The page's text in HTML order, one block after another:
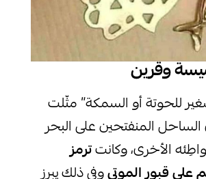
وقرين
للحوتة أو السمكة” مثّلت
الساحل المنفتحين على البحر
الأخرى، وكانتترمز
على قبور الموتىوفي ذلك يبرز